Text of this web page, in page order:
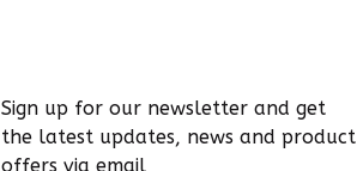
Sign up for our newsletter and get
the latest updates, news and product
offers via email